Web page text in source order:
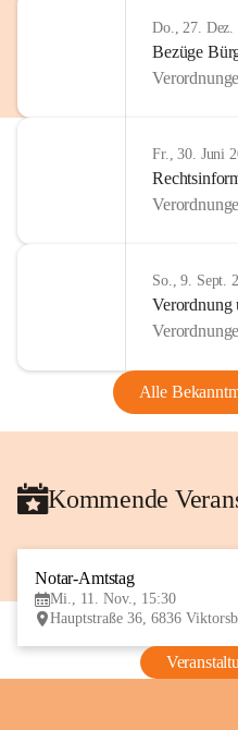
Do., 27. Dez.
Bezüge
Fr., 30. Juni
So., 9. Sept.
Verordnung
Alle
Kommende
Notar-Amtstag
Mi., 11. Nov., 15:30
Hauptstraße 36, 6836